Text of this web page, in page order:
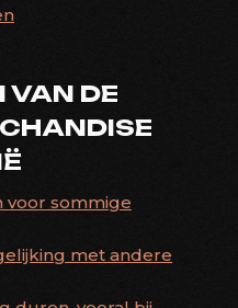
VAN DE
voor sommige
met andere